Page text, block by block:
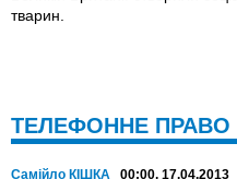
тварин.
ТЕЛЕФОННЕ
Самійло КІШКА 00:00, 17.04.2013